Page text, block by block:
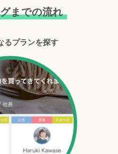
までの流れ
るプランを探す